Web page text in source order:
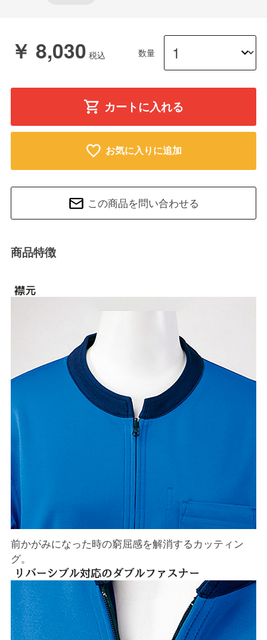
￥ 8,030 数量
カートに入れる
お気に入りに追加
この商品を問い合わせる
商品特徴
前かがみになった時の窮屈感を解消するカッティン
グ。